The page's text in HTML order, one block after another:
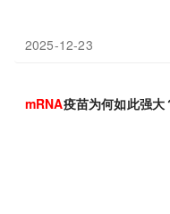
2025-12-23
mRNA疫苗为何如此强